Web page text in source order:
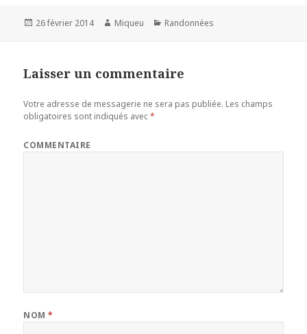
Publié
26 février 2014 Auteur
Miqueu Catégories
Randonnées
Laisser un commentaire
Votre adresse de messagerie ne sera pas publiée. Les champs
obligatoires sont indiqués avec*
COMMENTAIRE
NOM*